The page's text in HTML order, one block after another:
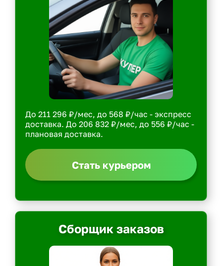
До 211 296 ₽/мес, до 568 ₽/час - экспресс
доставка. До 206 832 ₽/мес, до 556 ₽/час -
плановая доставка.
Стать курьером
Сборщик заказов